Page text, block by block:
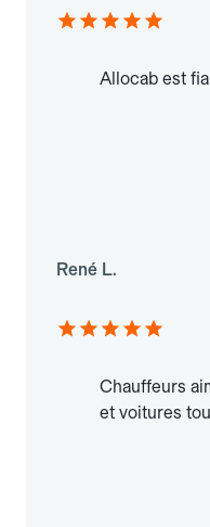
Allocab est
René L.
Chauffeurs
et voitures